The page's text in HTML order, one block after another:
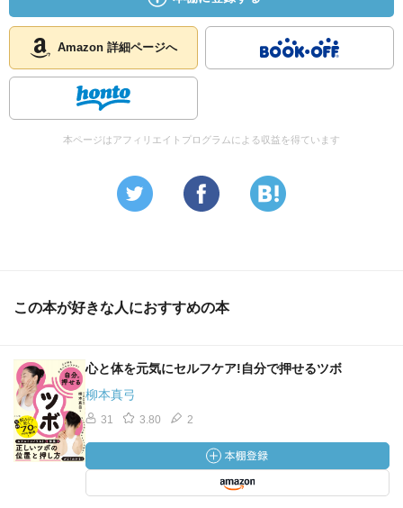
Amazon 詳細ページへ
本ページはアフィリエイトプログラムによる収益を得ています
この本が好きな人におすすめの本
心と体を元気にセルフケア!自分で押せるツボ
柳本真弓
31 3.80 2